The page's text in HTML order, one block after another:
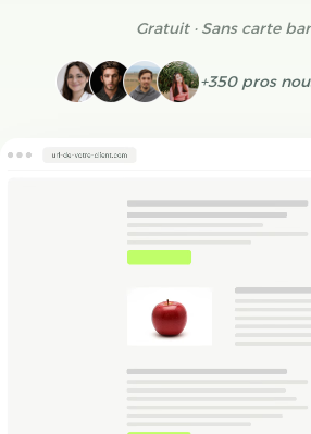
Gratuit · Sans carte
+350 pros